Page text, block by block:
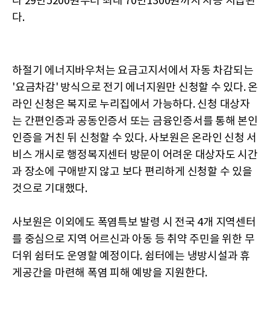
다.
하절기 에너지바우처는 요금고지서에서 자동 차감되는
'요금차감' 방식으로 전기 에너지원만 신청할 수 있다. 온
라인 신청은 복지로 누리집에서 가능하다. 신청 대상자
는 간편인증과 공동인증서 또는 금융인증서를 통해 본인
인증을 거친 뒤 신청할 수 있다. 사보원은 온라인 신청 서
비스 개시로 행정복지센터 방문이 어려운 대상자도 시간
과 장소에 구애받지 않고 보다 편리하게 신청할 수 있을
것으로 기대했다.
사보원은 이외에도 폭염특보 발령 시 전국 4개 지역센터
를 중심으로 지역 어르신과 아동 등 취약 주민을 위한 무
더위 쉼터도 운영할 예정이다. 쉼터에는 냉방시설과 휴
게공간을 마련해 폭염 피해 예방을 지원한다.